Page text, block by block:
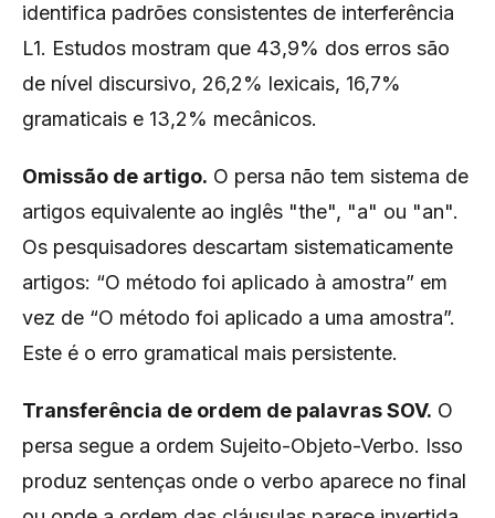
identifica padrões consistentes de interferência
L1. Estudos mostram que 43,9% dos erros são
de nível discursivo, 26,2% lexicais, 16,7%
gramaticais e 13,2% mecânicos.
Omissão de artigo. O persa não tem sistema de
artigos equivalente ao inglês "the", "a" ou "an".
Os pesquisadores descartam sistematicamente
artigos: “O método foi aplicado à amostra” em
vez de “O método foi aplicado a uma amostra”.
Este é o erro gramatical mais persistente.
Transferência de ordem de palavras SOV. O
persa segue a ordem Sujeito-Objeto-Verbo. Isso
produz sentenças onde o verbo aparece no final